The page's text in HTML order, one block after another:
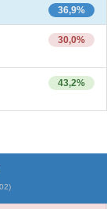
36,9%
30,0%
43,2%